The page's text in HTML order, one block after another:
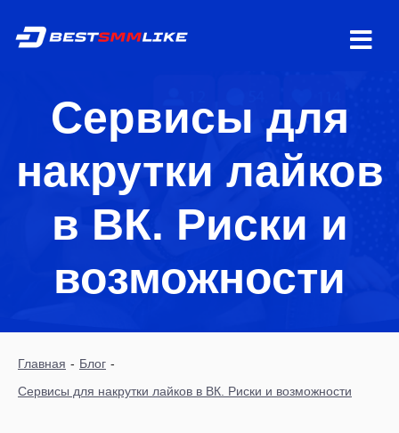
Сервисы для
накрутки лайков
в ВК. Риски и
возможности
Главная - Блог -
Сервисы для накрутки лайков в ВК. Риски и возможности